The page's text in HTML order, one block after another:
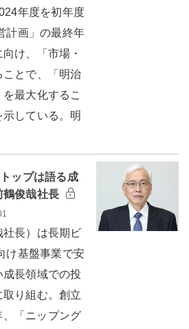
年度を初年度
計画」の最終年
け、「市場・
とで、「明治
最大化するこ
している。明
ップは語る成
鶴俊哉社長
長）は長期ビ
け基盤事業で安
長領域での投
り組む。創立
「ニップング